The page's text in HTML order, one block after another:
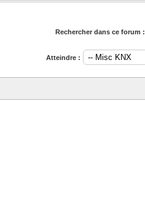
Rechercher dans ce forum :
Atteindre :